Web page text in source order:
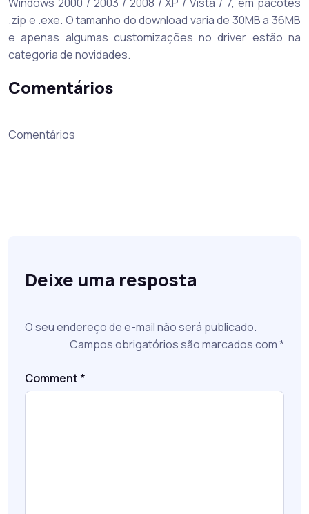
.zip e .exe. O tamanho do download varia de 30MB a 36MB
e apenas algumas customizações no driver estão na
categoria de novidades.
Comentários
Comentários
Deixe uma resposta
O seu endereço de e-mail não será publicado.
Campos obrigatórios são marcados com*
Comment *